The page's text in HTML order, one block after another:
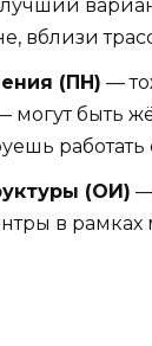
вблизи
(ПН) —
могут быть
(ОИ) —
в